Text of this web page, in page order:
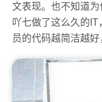
文表现。也不知道
吖七做了这么久的
员的代码越简洁越好